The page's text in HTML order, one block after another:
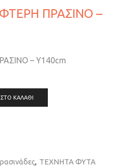
ΠΡΑΣΙΝΟ –
– Y140cm
ΚΑΛΆΘΙ
, ΤΕΧΝΗΤΑ ΦΥΤΑ